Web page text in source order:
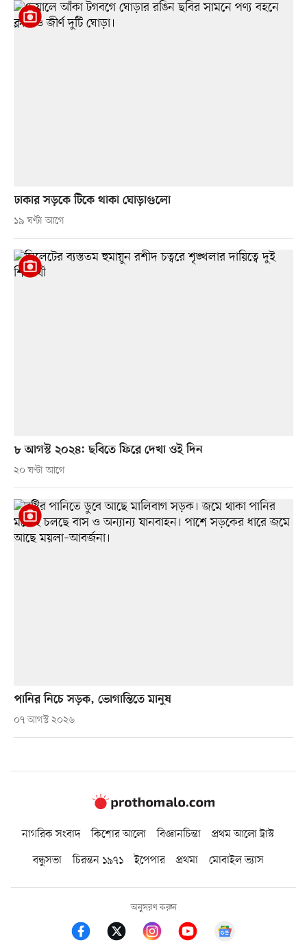
ঢাকার সড়কে টিকে থাকা ঘোড়াগুলো
১৯ ঘণ্টা আগে
৮ আগস্ট ২০২৪: ছবিতে ফিরে দেখা ওই দিন
২০ ঘণ্টা আগে
পানির নিচে সড়ক, ভোগান্তিতে মানুষ
০৭ আগস্ট ২০২৬
নাগরিক সংবাদ কিশোর আলো বিজ্ঞানচিন্তা
প্রথম আলো ট্রাস্ট
বন্ধুসভা
চিরন্তন ১৯৭১ ইপেপার প্রথমা মোবাইল ভ্যাস
অনুসরণ করুন